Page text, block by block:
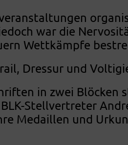
war die
Wettkämpfe
Dressur und
in zwei Blöcken
Stellvertreter
Medaillen und